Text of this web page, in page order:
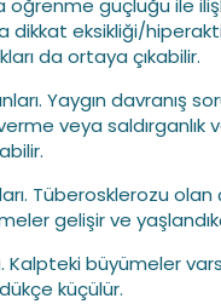
öğrenme güçlüğü ile
dikkat eksikliği/
da ortaya çıkabilir.
Yaygın davranış
veya
Tüberosklerozu
gelişir ve
Kalpteki büyümeler
küçülür.